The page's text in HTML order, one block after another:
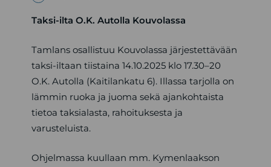
Taksi-ilta O.K. Autolla Kouvolassa
Tamlans osallistuu Kouvolassa järjestettävään
taksi-iltaan tiistaina 14.10.2025 klo 17.30–20
O.K. Autolla (Kaitilankatu 6). Illassa tarjolla on
lämmin ruoka ja juoma sekä ajankohtaista
tietoa taksialasta, rahoituksesta ja
varusteluista.
Ohjelmassa kuullaan mm. Kymenlaakson